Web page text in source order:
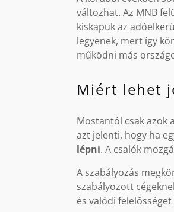
változhat. Az MNB
kiskapuk az
legyenek, mert így
működni más
Miért lehet
Mostantól csak azok
azt jelenti, hogy ha
lépni. A csalók
A szabályozás
szabályozott
és valódi